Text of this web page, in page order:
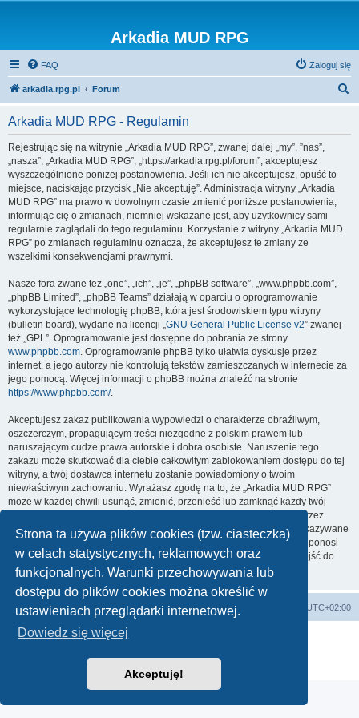
Strona ta używa plików cookies (tzw. ciasteczka)
w celach statystycznych, reklamowych oraz
funkcjonalnych. Warunki przechowywania lub
dostępu do plików cookies można określić w
ustawieniach przeglądarki internetowej.
Dowiedz się więcej
Akceptuję!
Arkadia MUD RPG
FAQ Zaloguj się
arkadia.rpg.pl Forum
Arkadia MUD RPG - Regulamin
Rejestrując się na witrynie „Arkadia MUD RPG”, zwanej dalej „my”, ”nas”,
„nasza”, „Arkadia MUD RPG”, „https://arkadia.rpg.pl/forum”, akceptujesz
wyszczególnione poniżej postanowienia. Jeśli ich nie akceptujesz, opuść to
miejsce, naciskając przycisk „Nie akceptuję”. Administracja witryny „Arkadia
MUD RPG” ma prawo w dowolnym czasie zmienić poniższe postanowienia,
informując cię o zmianach, niemniej wskazane jest, aby użytkownicy sami
regularnie zaglądali do tego regulaminu. Korzystanie z witryny „Arkadia MUD
RPG” po zmianach regulaminu oznacza, że akceptujesz te zmiany ze
wszelkimi konsekwencjami prawnymi.
Nasze fora zwane też „one”, „ich”, „je”, „phpBB software”, „www.phpbb.com”,
„phpBB Limited”, „phpBB Teams” działają w oparciu o oprogramowanie
wykorzystujące technologię phpBB, która jest środowiskiem typu witryny
(bulletin board), wydane na licencji „GNU General Public License v2” zwanej
też „GPL”. Oprogramowanie jest dostępne do pobrania ze strony
www.phpbb.com. Oprogramowanie phpBB tylko ułatwia dyskusje przez
internet, a jego autorzy nie kontrolują tekstów zamieszczanych w internecie za
jego pomocą. Więcej informacji o phpBB można znaleźć na stronie
https://www.phpbb.com/.
Akceptujesz zakaz publikowania wypowiedzi o charakterze obraźliwym,
oszczerczym, propagującym treści niezgodne z polskim prawem lub
naruszającym cudze prawa autorskie i dobra osobiste. Naruszenie tego
zakazu może skutkować dla ciebie całkowitym zablokowaniem dostępu do tej
witryny, a twój dostawca internetu zostanie powiadomiony o twoim
niewłaściwym zachowaniu. Wyrażasz zgodę na to, że „Arkadia MUD RPG”
może w każdej chwili usunąć, zmienić, przenieść lub zamknąć każdy twój
temat, post. Wyrażasz zgodę na zapisywanie wszystkich podanych przez
ciebie informacji w naszej bazie danych. Informacje te nie będą przekazywane
nikomu bez twojej zgody, ale ani „Arkadia MUD RPG”, ani phpBB nie ponosi
odpowiedzialności za włamania do witryny, podczas których może dojść do
kradzieży danych.
arkadia.rpg.pl Forum UTC+02:00
Technologię dostarcza